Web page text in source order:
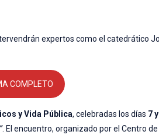
expertos como el catedrático
COMPLETO
y Vida Pública, celebradas los días 7
. El encuentro, organizado por el Centro